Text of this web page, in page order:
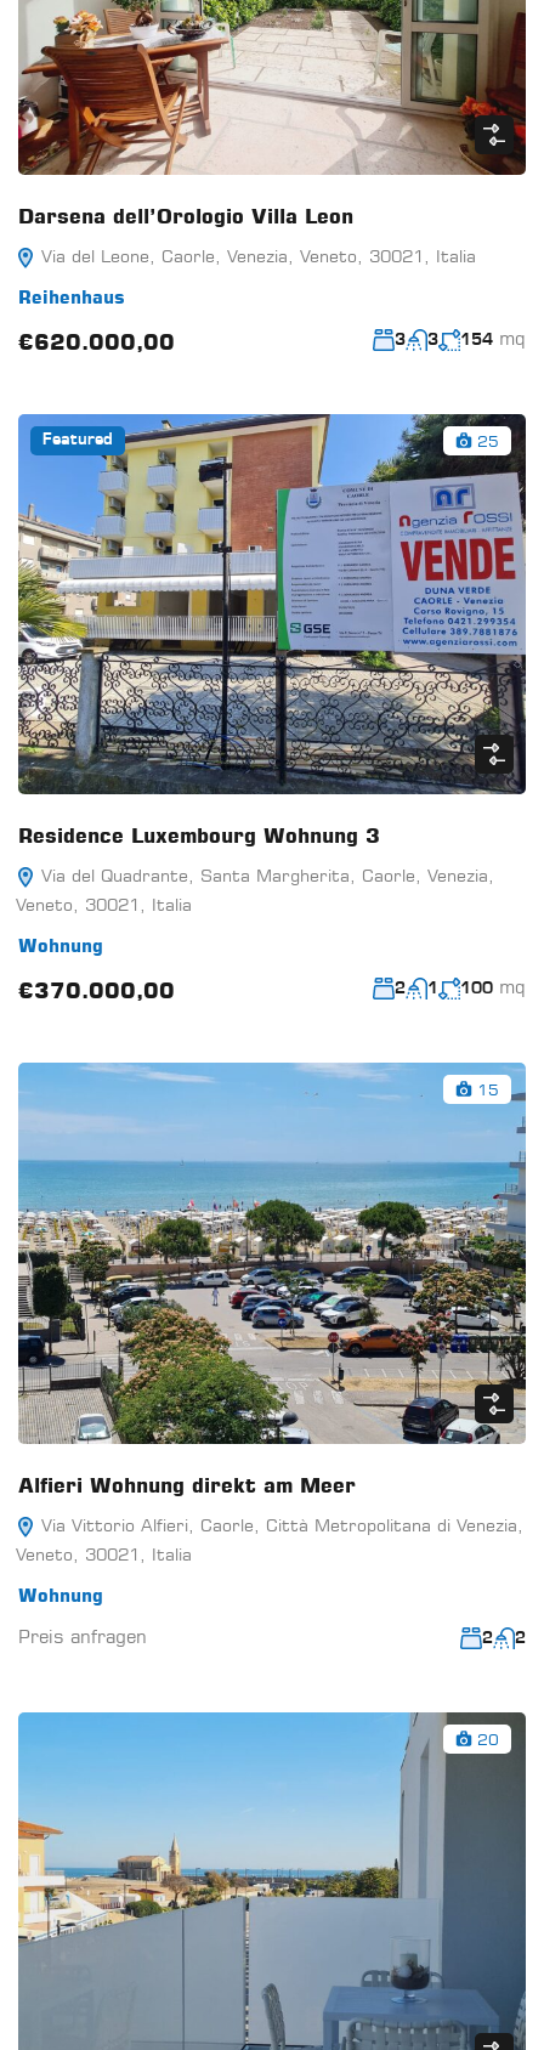
Darsena dell’Orologio Villa Leon
Via del Leone, Caorle, Venezia, Veneto, 30021, Italia
Reihenhaus
€620.000,00 3 3 154 mq
Featured 25
Residence Luxembourg Wohnung 3
Via del Quadrante, Santa Margherita, Caorle, Venezia,
Veneto, 30021, Italia
Wohnung
€370.000,00 2 1 100 mq
15
Alfieri Wohnung direkt am Meer
Via Vittorio Alfieri, Caorle, Città Metropolitana di Venezia,
Veneto, 30021, Italia
Wohnung
Preis anfragen
2 2
20